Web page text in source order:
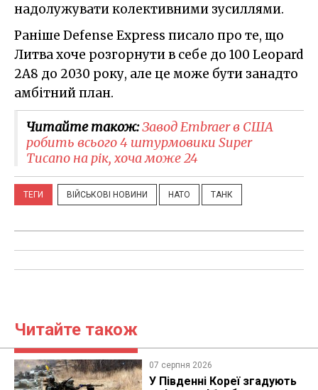
надолужувати колективними зусиллями.
Раніше Defense Express писало про те, що
Литва хоче розгорнути в себе до 100 Leopard
2A8 до 2030 року, але це може бути занадто
амбітний план.
Читайте також:Завод Embraer в США
робить всього 4 штурмовики Super
Tucano на рік, хоча може 24
ТЕГИ ВІЙСЬКОВІ НОВИНИ НАТО ТАНК
Читайте також
07 серпня 2026
У Південні Кореї згадують